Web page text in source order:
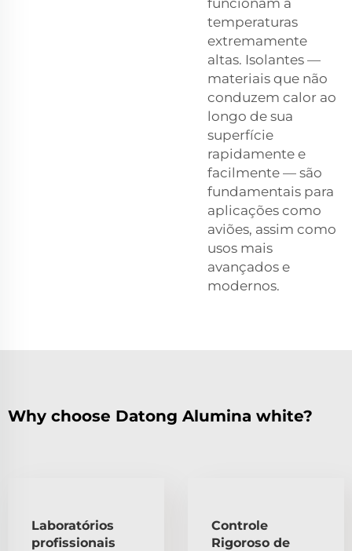
temperaturas
extremamente
altas. Isolantes —
materiais que não
conduzem calor ao
longo de sua
superfície
rapidamente e
facilmente — são
fundamentais para
aplicações como
aviões, assim como
usos mais
avançados e
modernos.
Why choose Datong Alumina white?
Laboratórios
profissionais
Controle
Rigoroso de